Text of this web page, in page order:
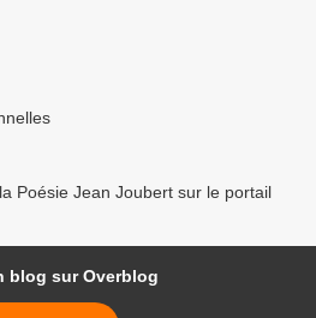
Poésie Jean Joubert sur le portail
blog sur Overblog